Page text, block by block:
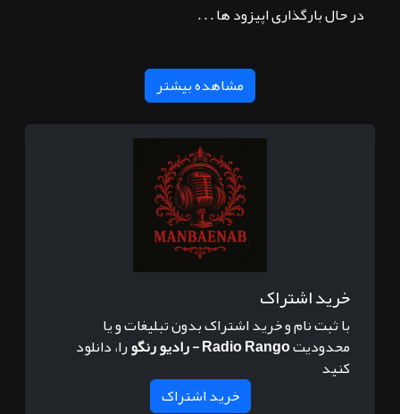
در حال بارگذاری اپیزود ها . . .
مشاهده بیشتر
خرید اشتراک
با ثبت نام و خرید اشتراک بدون تبلیغات و یا
محدودیتRadio Rango - رادیو رنگو را، دانلود
کنید
خرید اشتراک